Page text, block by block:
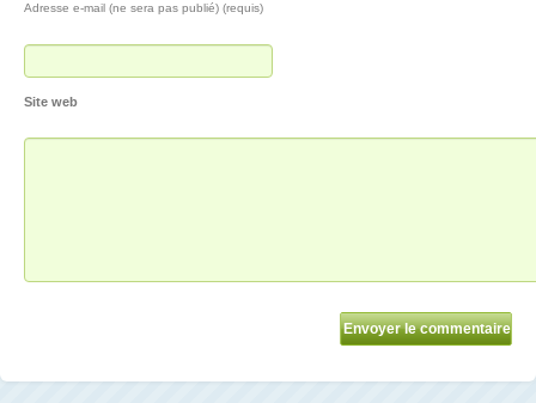
Adresse e-mail (ne sera pas publié) (requis)
Site web